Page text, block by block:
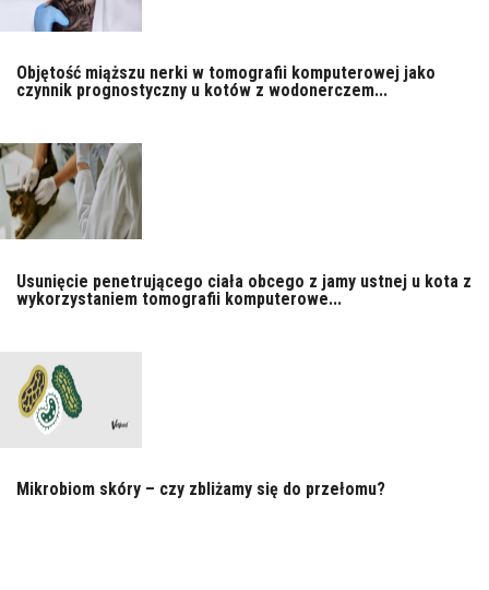
Objętość miąższu nerki w tomografii komputerowej jako
czynnik prognostyczny u kotów z wodonerczem...
Usunięcie penetrującego ciała obcego z jamy ustnej u kota z
wykorzystaniem tomografii komputerowe...
Mikrobiom skóry – czy zbliżamy się do przełomu?